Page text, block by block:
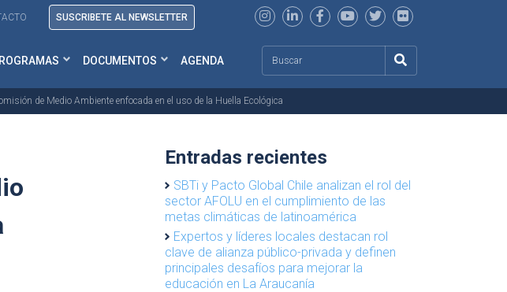
SUSCRIBETE AL NEWSLETTER
DOCUMENTOS AGENDA
de Medio Ambiente enfocada en el uso de la Huella Ecológica
Entradas recientes
SBTi y Pacto Global Chile analizan el rol del
sector AFOLU en el cumplimiento de las
metas climáticas de latinoamérica
Expertos y líderes locales destacan rol
clave de alianza público-privada y definen
principales desafíos para mejorar la
educación en La Araucanía